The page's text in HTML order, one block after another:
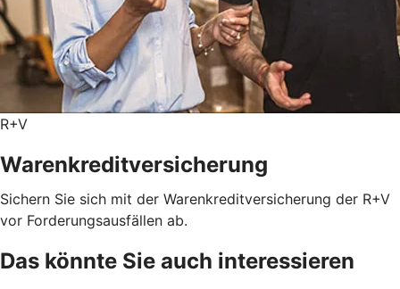
R+V
Warenkreditversicherung
Sichern Sie sich mit der Warenkreditversicherung der R+V
vor Forderungsausfällen ab.
Das könnte Sie auch interessieren